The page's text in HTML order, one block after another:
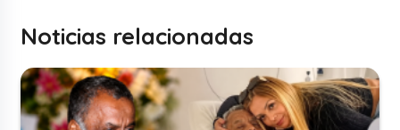
Noticias relacionadas